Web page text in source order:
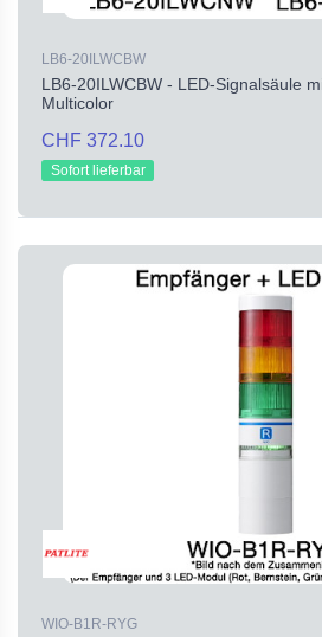
LB6-20ILWCBW
LB6-20ILWCBW - LED-Signalsäule
Multicolor
CHF 372.10
Sofort lieferbar
WIO-B1R-RYG